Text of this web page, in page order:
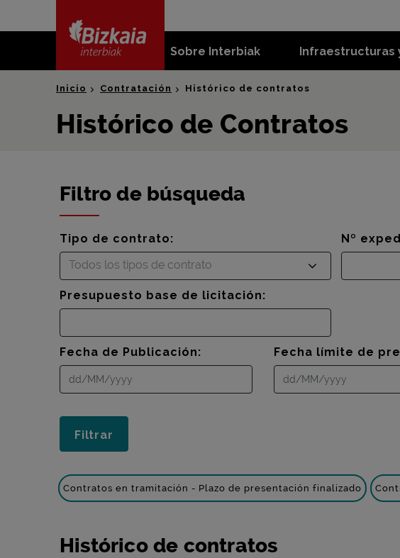
content
Sobre Interbiak Infraestructuras
Inicio Contratación Histórico de contratos
Histórico de Contratos
Filtro de búsqueda
Tipo de contrato:
Todos los tipos de contrato
Nº
Presupuesto base de licitación:
Fecha de Publicación: Fecha límite de
Contratos en tramitación - Plazo de presentación finalizado
Histórico de contratos